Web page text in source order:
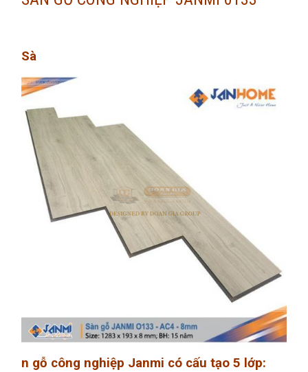
Sà
n gỗ công nghiệp Janmi có cấu tạo 5 lớp: